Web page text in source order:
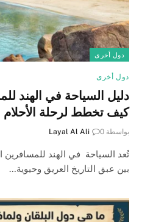
دول أخرى
دول أخرى
كيف تخطط لرحلة الأحلام
بواسطة Layal Al Ali 0
تُعد السياحة في الهند للمسافرين
بين عبق التاريخ العريق وحيوية…